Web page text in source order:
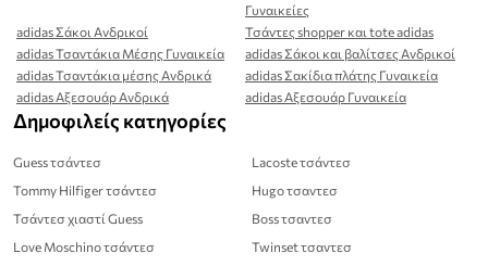
Γυναικείες
adidas Σάκοι Ανδρικοί
Τσάντες shopper και tote adidas
adidas Τσαντάκια Μέσης Γυναικεία
adidas Σάκοι και βαλίτσες Ανδρικοί
adidas Τσαντάκια μέσης Ανδρικά
adidas Σακίδια πλάτης Γυναικεία
adidas Αξεσουάρ Ανδρικά
adidas Αξεσουάρ Γυναικεία
Δημοφιλείς κατηγορίες
Guess τσάντεσ
Tommy Hilfiger τσάντεσ
Τσάντεσ χιαστί Guess
Love Moschino τσάντεσ
Lacoste τσάντεσ
Hugo τσαντεσ
Boss τσαντεσ
Twinset τσαντεσ